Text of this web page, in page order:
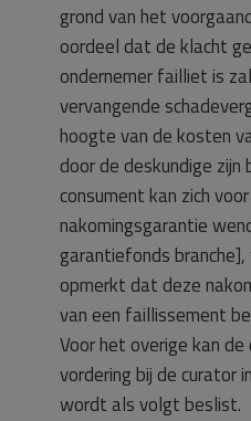
grond van het
oordeel dat de klacht
ondernemer failliet is
vervangende
hoogte van de kosten
door de deskundige
consument kan zich
nakomingsgarantie
garantiefonds
opmerkt dat deze
van een faillissement
Voor het overige kan de
vordering bij de curator
wordt als volgt beslist.